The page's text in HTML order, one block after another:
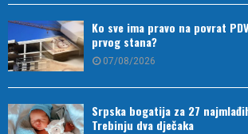
Ko sve ima pravo na povrat
prvog stana?
07/08/2026
Srpska bogatija za 27
Trebinju dva dječaka